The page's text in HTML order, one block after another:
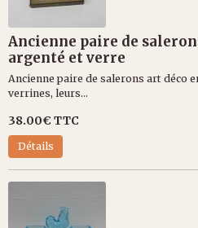
Ancienne paire de
argenté et verre
Ancienne paire de salerons art déco
verrines, leurs...
38.00€ TTC
Détails